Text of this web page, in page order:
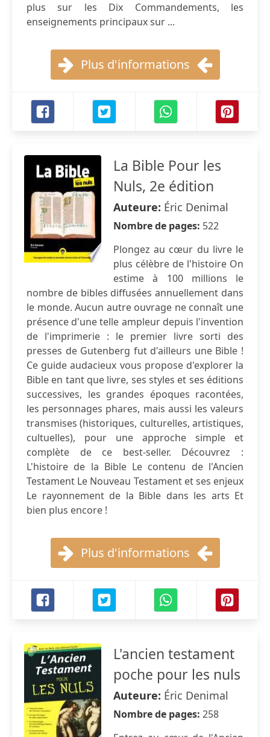
plus sur les Dix Commandements, les
enseignements principaux sur ...
Plus d'informations
La Bible Pour les
Nuls, 2e édition
Auteure: Éric Denimal
Nombre de pages: 522
Plongez au cœur du livre le
plus célèbre de l'histoire On
estime à 100 millions le
nombre de bibles diffusées annuellement dans
le monde. Aucun autre ouvrage ne connaît une
présence d'une telle ampleur depuis l'invention
de l'imprimerie : le premier livre sorti des
presses de Gutenberg fut d'ailleurs une Bible !
Ce guide audacieux vous propose d'explorer la
Bible en tant que livre, ses styles et ses éditions
successives, les grandes époques racontées,
les personnages phares, mais aussi les valeurs
transmises (historiques, culturelles, artistiques,
cultuelles), pour une approche simple et
complète de ce best-seller. Découvrez :
L'histoire de la Bible Le contenu de l'Ancien
Testament Le Nouveau Testament et ses enjeux
Le rayonnement de la Bible dans les arts Et
bien plus encore !
Plus d'informations
L'ancien testament
poche pour les nuls
Auteure: Éric Denimal
Nombre de pages: 258